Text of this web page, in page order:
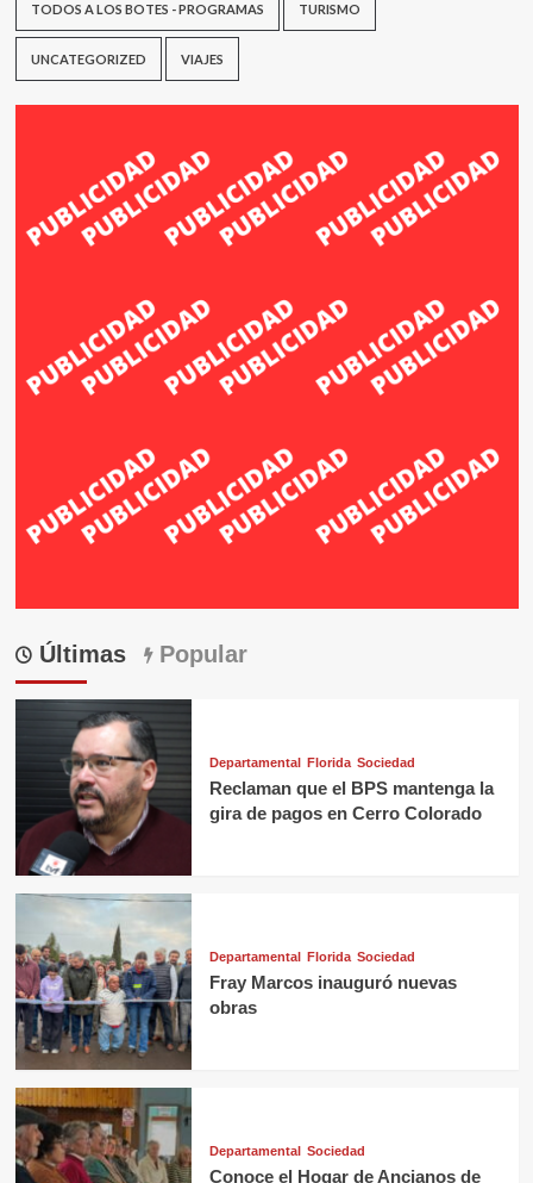
TODOS A LOS BOTES - PROGRAMAS TURISMO
UNCATEGORIZED VIAJES
Últimas Popular
Departamental Florida Sociedad
Reclaman que el BPS mantenga la
gira de pagos en Cerro Colorado
Departamental Florida Sociedad
Fray Marcos inauguró nuevas
obras
Departamental Sociedad
Conoce el Hogar de Ancianos de